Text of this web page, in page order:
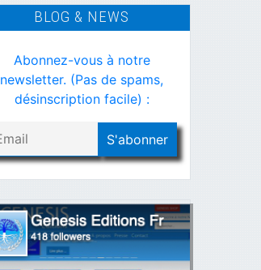
BLOG & NEWS
Abonnez-vous à notre
newsletter. (Pas de spams,
désinscription facile) :